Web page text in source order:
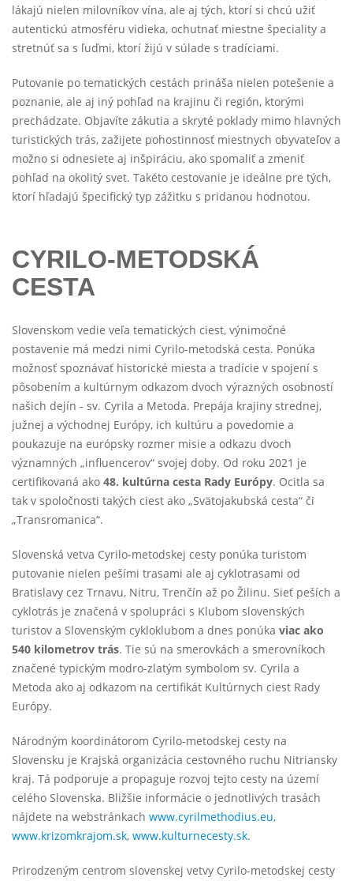
lákajú nielen milovníkov vína, ale aj tých, ktorí si chcú užiť
autentickú atmosféru vidieka, ochutnať miestne špeciality a
stretnúť sa s ľuďmi, ktorí žijú v súlade s tradíciami.
Putovanie po tematických cestách prináša nielen potešenie a
poznanie, ale aj iný pohľad na krajinu či región, ktorými
prechádzate. Objavíte zákutia a skryté poklady mimo hlavných
turistických trás, zažijete pohostinnosť miestnych obyvateľov a
možno si odnesiete aj inšpiráciu, ako spomaliť a zmeniť
pohľad na okolitý svet. Takéto cestovanie je ideálne pre tých,
ktorí hľadajú špecifický typ zážitku s pridanou hodnotou.
CYRILO-METODSKÁ
CESTA
Slovenskom vedie veľa tematických ciest, výnimočné
postavenie má medzi nimi Cyrilo-metodská cesta. Ponúka
možnosť spoznávať historické miesta a tradície v spojení s
pôsobením a kultúrnym odkazom dvoch výrazných osobností
našich dejín - sv. Cyrila a Metoda. Prepája krajiny strednej,
južnej a východnej Európy, ich kultúru a povedomie a
poukazuje na európsky rozmer misie a odkazu dvoch
významných „influencerov“ svojej doby. Od roku 2021 je
certifikovaná ako 48. kultúrna cesta Rady Európy. Ocitla sa
tak v spoločnosti takých ciest ako „Svätojakubská cesta“ či
„Transromanica“.
Slovenská vetva Cyrilo-metodskej cesty ponúka turistom
putovanie nielen pešími trasami ale aj cyklotrasami od
Bratislavy cez Trnavu, Nitru, Trenčín až po Žilinu. Sieť peších a
cyklotrás je značená v spolupráci s Klubom slovenských
turistov a Slovenským cykloklubom a dnes ponúka viac ako
540 kilometrov trás. Tie sú na smerovkách a smerovníkoch
značené typickým modro-zlatým symbolom sv. Cyrila a
Metoda ako aj odkazom na certifikát Kultúrnych ciest Rady
Európy.
Národným koordinátorom Cyrilo-metodskej cesty na
Slovensku je Krajská organizácia cestovného ruchu Nitriansky
kraj. Tá podporuje a propaguje rozvoj tejto cesty na území
celého Slovenska. Bližšie informácie o jednotlivých trasách
nájdete na webstránkach www.cyrilmethodius.eu,
www.krizomkrajom.sk, www.kulturnecesty.sk.
Prirodzeným centrom slovenskej vetvy Cyrilo-metodskej cesty